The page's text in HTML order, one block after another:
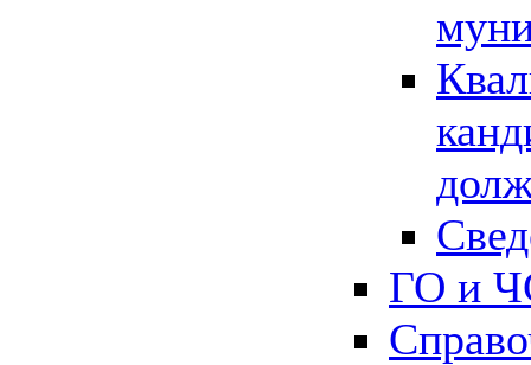
ГО и